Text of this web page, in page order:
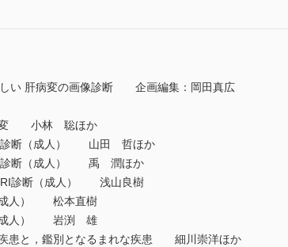
しい 肝病変の画像診断 企画編集：岡田真広
変 小林 聡ほか
診断（成人） 山田 哲ほか
診断（成人） 禹 潤ほか
診断（成人） 浅山良樹
成人） 松本直樹
成人） 岩渕 雄
疾患と，鑑別となるまれな疾患 細川崇洋ほか